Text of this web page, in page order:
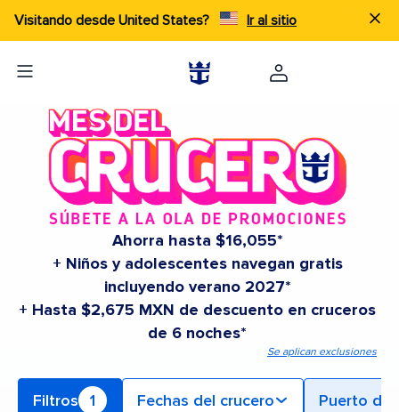
Visitando desde United States? Ir al sitio
Ahorra hasta $16,055*
+ Niños y adolescentes navegan gratis
incluyendo verano 2027*
+ Hasta $2,675 MXN de descuento en cruceros
de 6 noches*
Se aplican exclusiones
Filtros 1 Fechas del crucero Puerto de